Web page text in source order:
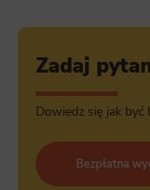
Zadaj
Dowiedz się jak
Bezpłatna